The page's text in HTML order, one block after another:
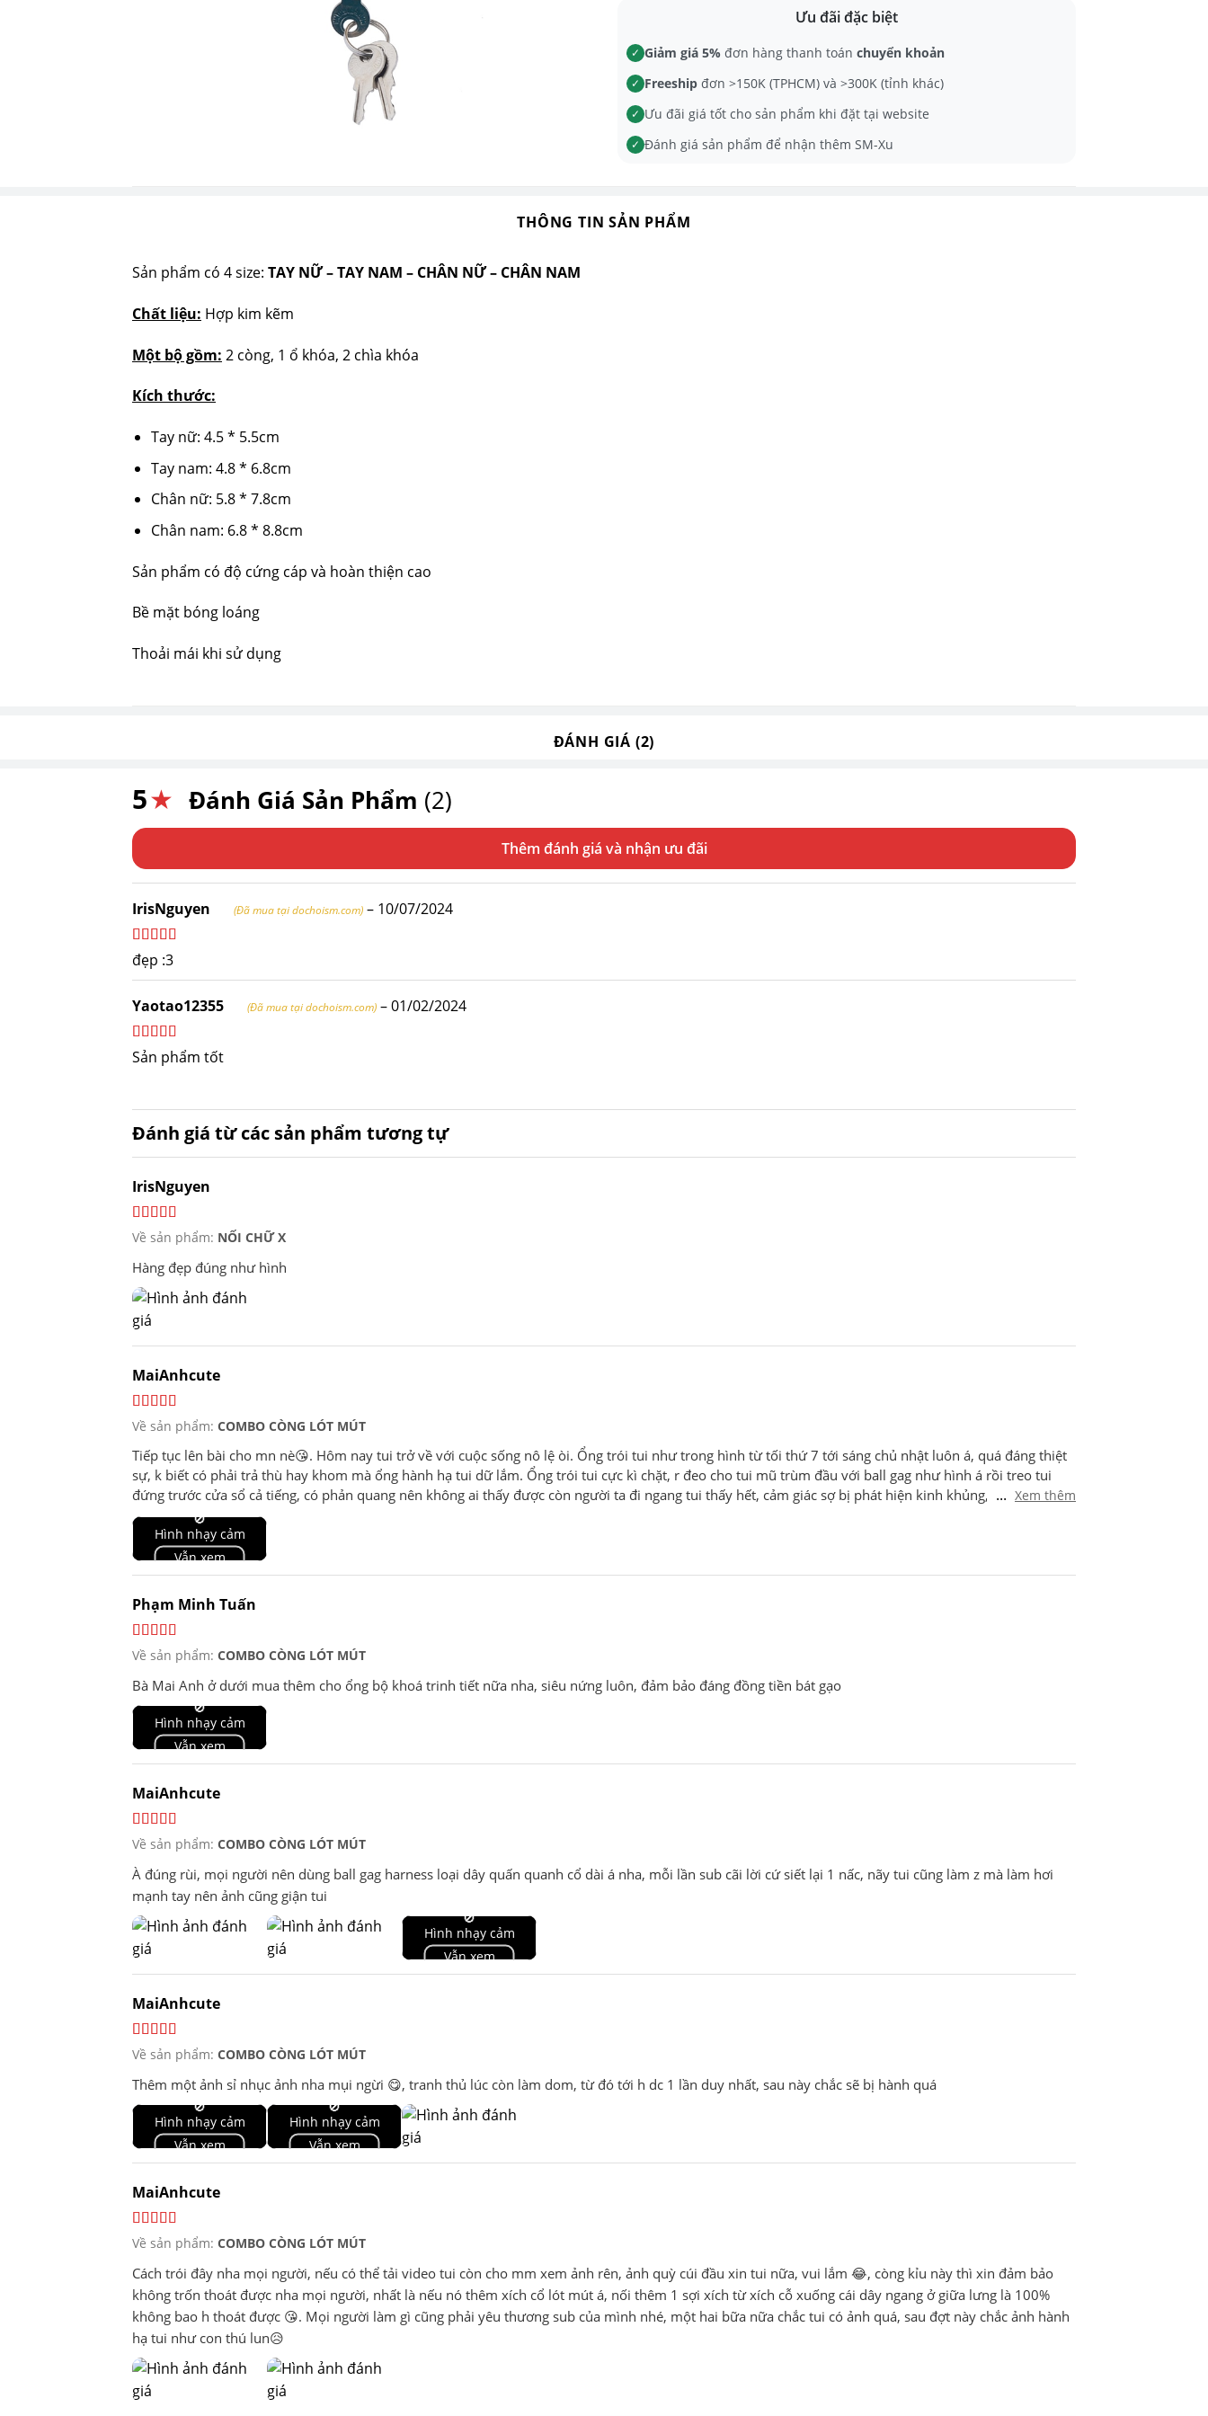
Ưu đãi đặc biệt
✓ Giảm giá 5% đơn hàng thanh toán chuyển khoản
✓ Freeship đơn >150K (TPHCM) và >300K (tỉnh khác)
✓ Ưu đãi giá tốt cho sản phẩm khi đặt tại website
✓ Đánh giá sản phẩm để nhận thêm SM-Xu
THÔNG TIN SẢN PHẨM
Sản phẩm có 4 size: TAY NỮ – TAY NAM – CHÂN NỮ – CHÂN NAM
Chất liệu: Hợp kim kẽm
Một bộ gồm: 2 còng, 1 ổ khóa, 2 chìa khóa
Kích thước:
Tay nữ: 4.5 * 5.5cm
Tay nam: 4.8 * 6.8cm
Chân nữ: 5.8 * 7.8cm
Chân nam: 6.8 * 8.8cm
Sản phẩm có độ cứng cáp và hoàn thiện cao
Bề mặt bóng loáng
Thoải mái khi sử dụng
ĐÁNH GIÁ (2)
5★ Đánh Giá Sản Phẩm (2)
Thêm đánh giá
IrisNguyen (Đã mua tại dochoism.com) – 10/07/2024
Được xếp
hạng55 sao
đẹp :3
Yaotao12355 (Đã mua tại dochoism.com) –01/02/2024
Được xếp
hạng
Sản phẩm tốt
Đánh giá từ các sản phẩm tương tự
IrisNguyen
Về sản phẩm: NỐI CHỮ X
Hàng đẹp đúng như hình
MaiAnhcute
Về sản phẩm: COMBO CÒNG LÓT MÚT
Tiếp tục lên bài cho mn nè😘. Hôm nay tui trở về với cuộc sống nô lệ òi. Ổng trói tui như trong hình từ tối thứ 7 tới sáng chủ nhật luôn á, quá đáng thiệt
sự, k biết có phải trả thù hay khom mà ổng hành hạ tui dữ lắm. Ổng trói tui cực kì chặt, r đeo cho tui mũ trùm đầu với ball gag như hình á rồi treo tui
đứng trước cửa sổ cả tiếng, có phản quang nên không ai thấy được còn người ta đi ngang tui thấy hết, cảm giác sợ bị phát hiện kinh khủng, treo xong thả
xuống ổng nắm vòng cổ quang tui lên xuống như đồ chơi nữa, khúc khuya bắt tui quỳ với im tui mà phát ra tiếng nhỏ cũng bị tát vô mặt, mà ổng tát
không mạnh nên tui cứ muốn bị tát hoài, mà dc cái ổng thương tui lắm nha, đang chơi mà tui ra dấu muốn được ôm là ổng ôm ổng hun liền, có khúc
ổng bóp cổ đè tui xuống đau quá tui khóc nữa, ổng ôm xong tính cởi trói mà tui k chịu, chơi tiếp luôn, z là vị trói tới trưa chủ nhật, cả đêm ngủ với máy
cái còng lót mút cũng k tệ. Còn sáng dậy ăn thì ổng bắt tui ăn như động vật z á, tui k chịu tui khóc, z là ổng ngồi đút từng miếng một. Đôi khi cuối tuần
cần như z là đủ, được trói cả ngày, được tra tấn, được cho ăn, vui chít
... Xem thêm
🚫
Hình nhạy cảm
Vẫn xem
Phạm Minh Tuấn
Về sản phẩm: COMBO CÒNG LÓT MÚT
Bà Mai Anh ở dưới mua thêm cho ổng bộ khoá trinh tiết nữa nha, siêu nứng luôn, đảm bảo đáng đồng tiền bát gạo
🚫
Hình nhạy cảm
Vẫn xem
MaiAnhcute
Về sản phẩm: COMBO CÒNG LÓT MÚT
À đúng rùi, mọi người nên dùng ball gag harness loại dây quấn quanh cổ dài á nha, mỗi lần sub cãi lời cứ siết lại 1 nấc, nãy tui cũng làm z mà làm hơi
mạnh tay nên ảnh cũng giận tui
🚫
Hình nhạy cảm
Vẫn xem
MaiAnhcute
Về sản phẩm: COMBO CÒNG LÓT MÚT
Thêm một ảnh sỉ nhục ảnh nha mụi ngừi 😋, tranh thủ lúc còn làm dom, từ đó tới h dc 1 lần duy nhất, sau này chắc sẽ bị hành quá
🚫
Hình nhạy cảm
Vẫn xem
🚫
Hình nhạy cảm
Vẫn xem
MaiAnhcute
Về sản phẩm: COMBO CÒNG LÓT MÚT
Cách trói đây nha mọi người, nếu có thể tải video tui còn cho mm xem ảnh rên, ảnh quỳ cúi đầu xin tui nữa, vui lắm 😂, còng kỉu này thì xin đảm bảo
không trốn thoát được nha mọi người, nhất là nếu nó thêm xích cổ lót mút á, nối thêm 1 sợi xích từ xích cỗ xuống cái dây ngang ở giữa lưng là 100%
không bao h thoát được 😘. Mọi người làm gì cũng phải yêu thương sub của mình nhé, một hai bữa nữa chắc tui có ảnh quá, sau đợt này chắc ảnh hành
hạ tui như con thú lun😥